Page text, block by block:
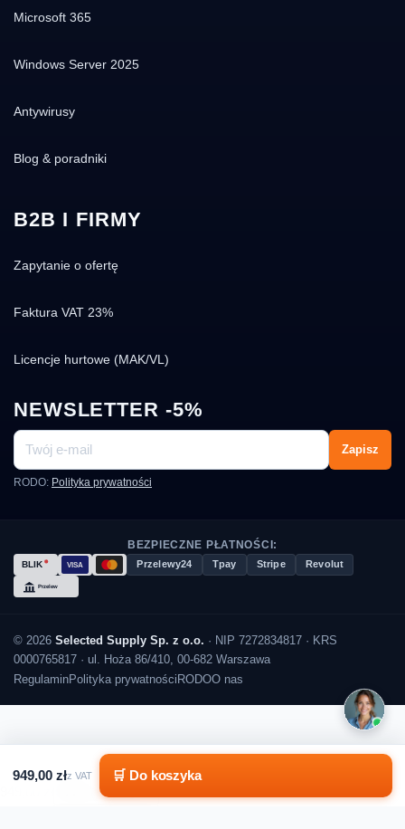
Microsoft 365
Windows Server 2025
Antywirusy
Blog & poradniki
B2B I FIRMY
Zapytanie o ofertę
Faktura VAT 23%
Licencje hurtowe (MAK/VL)
NEWSLETTER -5%
Zapisz
RODO: Polityka prywatności
BEZPIECZNE PŁATNOŚCI:
Przelewy24 Tpay Stripe Revolut
© 2026 Selected Supply Sp. z o.o. · NIP 7272834817 · KRS
0000765817 · ul. Hoża 86/410, 00-682 Warszawa
RegulaminPolityka prywatności RODOO nas
949,00 złz VAT
🛒 Do koszyka
Do koszyka